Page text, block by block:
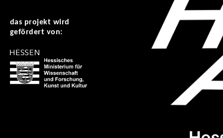
das projekt wird
gefördert von: